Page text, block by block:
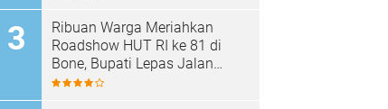
Ribuan Warga Meriahkan
Roadshow HUT RI ke 81 di
Bone, Bupati Lepas Jalan
Santai